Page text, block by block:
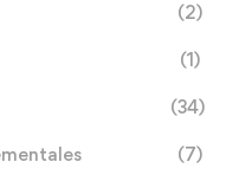
(2)
(1)
(34)
(7)